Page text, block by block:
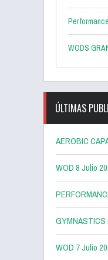
Performance
WODS
ÚLTIMAS
AEROBIC
WOD 8 Julio
GYMNASTICS
WOD 7 Julio